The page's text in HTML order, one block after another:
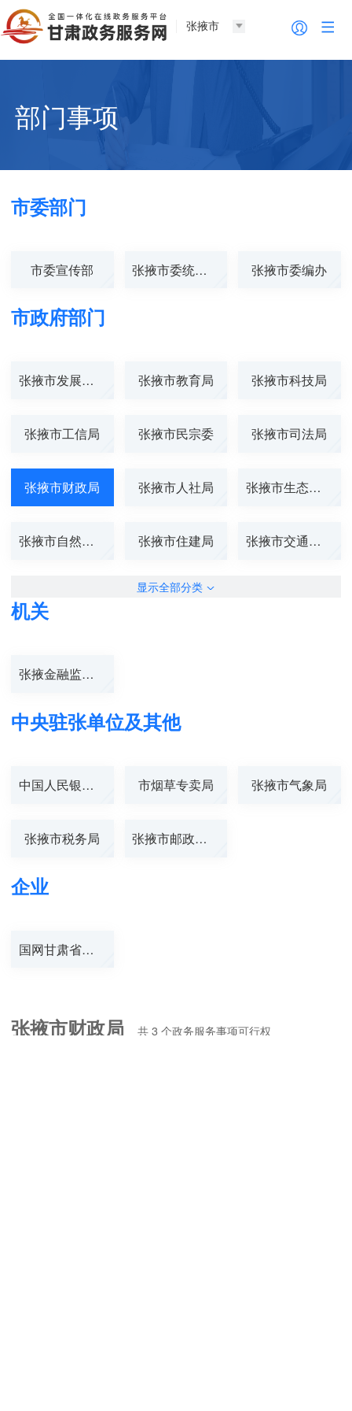
张掖市
部门事项
市委部门
市委宣传部 张掖市委统战部 张掖市委编办
市政府部门
张掖市发展改革... 张掖市教育局 张掖市科技局
张掖市工信局 张掖市民宗委 张掖市司法局
张掖市财政局 张掖市人社局 张掖市生态环境...
张掖市自然资源... 张掖市住建局 张掖市交通运输...
显示全部分类
机关
张掖金融监管分...
中央驻张单位及其他
中国人民银行张... 市烟草专卖局 张掖市气象局
张掖市税务局 张掖市邮政管理...
企业
国网甘肃省电力...
张掖市财政局 共3 个政务服务事项可行权